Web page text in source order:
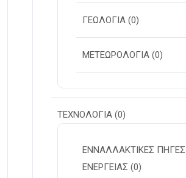
ΓΕΩΛΟΓΙΑ (0)
ΜΕΤΕΩΡΟΛΟΓΙΑ (0)
ΤΕΧΝΟΛΟΓΙΑ (0)
ΕΝΝΑΛΛΑΚΤΙΚΕΣ ΠΗΓΕΣ
ΕΝΕΡΓΕΙΑΣ (0)